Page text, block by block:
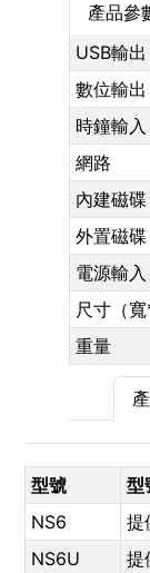
產品參
USB輸出
數位輸出
時鐘輸入
網路
內建磁碟
外置磁碟
電源輸入
尺寸（寬
重量
型號
型
NS6
提
NS6U
提